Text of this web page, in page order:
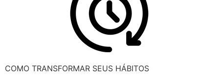
COMO TRANSFORMAR SEUS HÁBITOS